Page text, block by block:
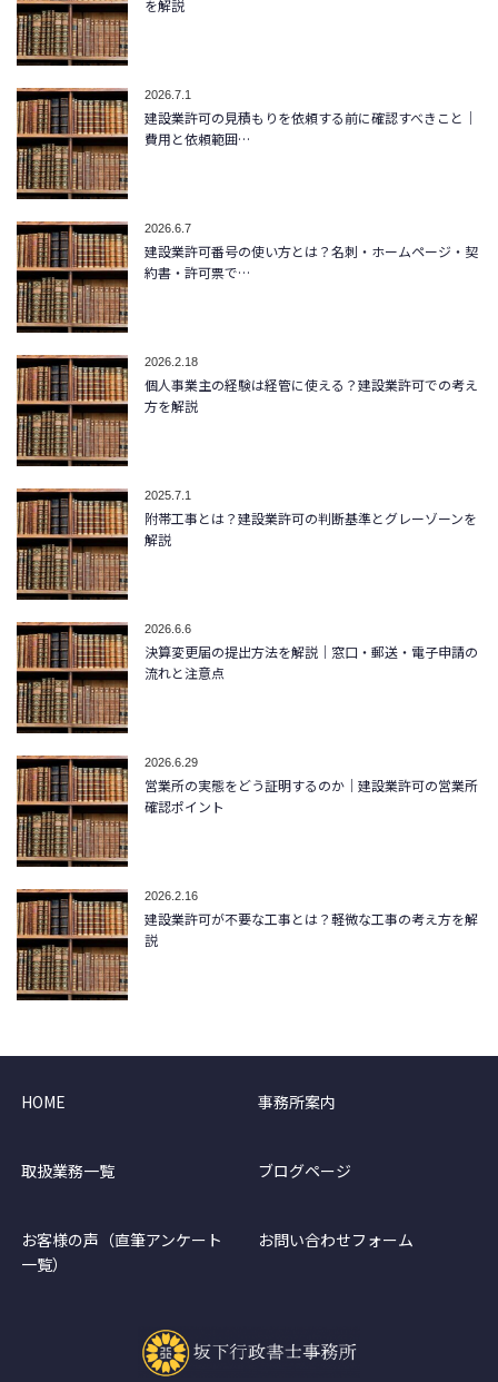
を解説
2026.7.1
建設業許可の見積もりを依頼する前に確認すべきこと｜
費用と依頼範囲…
2026.6.7
建設業許可番号の使い方とは？名刺・ホームページ・契
約書・許可票で…
2026.2.18
個人事業主の経験は経管に使える？建設業許可での考え
方を解説
2025.7.1
附帯工事とは？建設業許可の判断基準とグレーゾーンを
解説
2026.6.6
決算変更届の提出方法を解説｜窓口・郵送・電子申請の
流れと注意点
2026.6.29
営業所の実態をどう証明するのか｜建設業許可の営業所
確認ポイント
2026.2.16
建設業許可が不要な工事とは？軽微な工事の考え方を解
説
HOME 事務所案内
取扱業務一覧 ブログページ
お客様の声（直筆アンケート
一覧）
お問い合わせフォーム